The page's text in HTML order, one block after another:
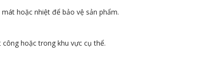
hoặc nhiệt để bảo vệ sản phẩm.
hoặc trong khu vực cụ thể.